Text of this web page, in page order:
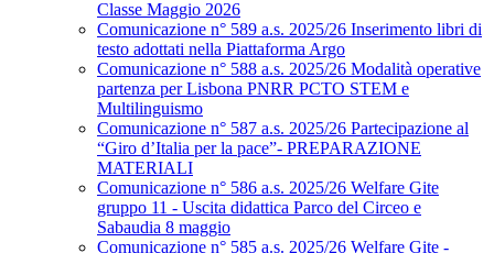
Classe Maggio 2026
Comunicazione n° 589 a.s. 2025/26 Inserimento libri di
testo adottati nella Piattaforma Argo
Comunicazione n° 588 a.s. 2025/26 Modalità operative
partenza per Lisbona PNRR PCTO STEM e
Multilinguismo
Comunicazione n° 587 a.s. 2025/26 Partecipazione al
“Giro d’Italia per la pace”- PREPARAZIONE
MATERIALI
Comunicazione n° 586 a.s. 2025/26 Welfare Gite
gruppo 11 - Uscita didattica Parco del Circeo e
Sabaudia 8 maggio
Comunicazione n° 585 a.s. 2025/26 Welfare Gite -